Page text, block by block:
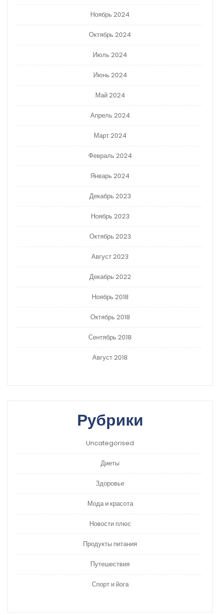
Ноябрь 2024
Октябрь 2024
Июль 2024
Июнь 2024
Май 2024
Апрель 2024
Март 2024
Февраль 2024
Январь 2024
Декабрь 2023
Ноябрь 2023
Октябрь 2023
Август 2023
Декабрь 2022
Ноябрь 2018
Октябрь 2018
Сентябрь 2018
Август 2018
Рубрики
Uncategorised
Диеты
Здоровье
Мода и красота
Новости плюс
Продукты питания
Путешествия
Спорт и йога